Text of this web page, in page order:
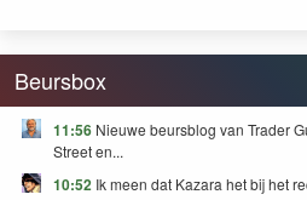
Beursbox
11:56 Nieuwe beursblog van Trader
Street en...
10:52 Ik meen dat Kazara het bij het